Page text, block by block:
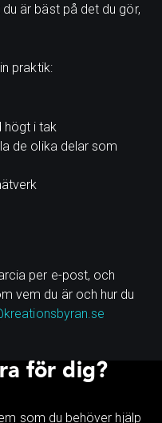
är bäst på det du gör,
praktik:
högt i tak
de olika delar som
per e-post, och
vem du är och hur du
för dig?
som du behöver hjälp